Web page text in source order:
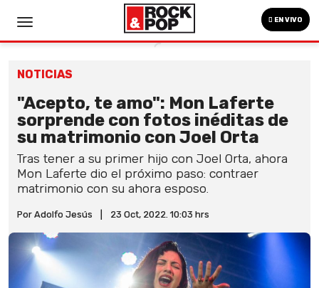
EN VIVO
NOTICIAS
"Acepto, te amo": Mon Laferte
sorprende con fotos inéditas de
su matrimonio con Joel Orta
Tras tener a su primer hijo con Joel Orta, ahora
Mon Laferte dio el próximo paso: contraer
matrimonio con su ahora esposo.
Por Adolfo Jesús 23 Oct, 2022. 10:03 hrs